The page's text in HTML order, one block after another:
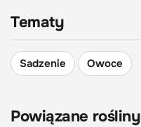
Tematy
Sadzenie Owoce
Powiązane rośliny